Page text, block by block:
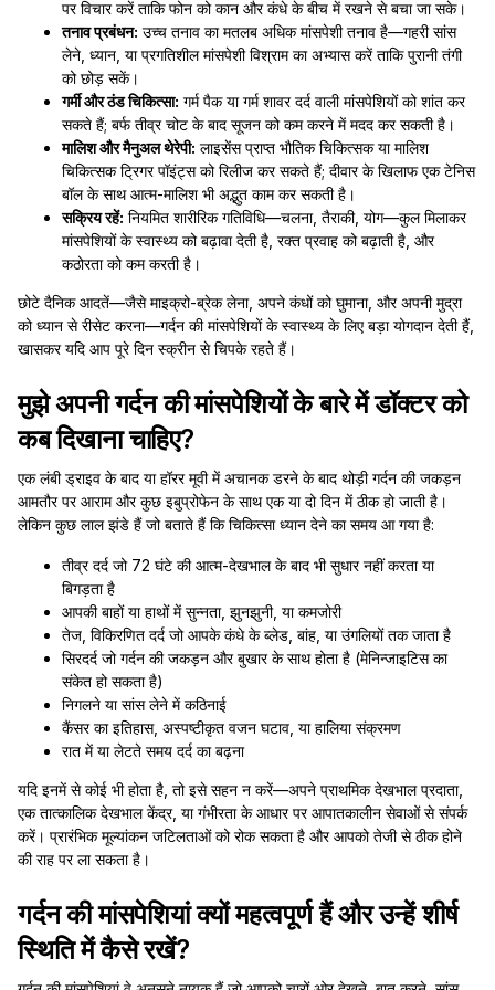
पर विचार करें ताकि फोन को कान और कंधे के बीच में रखने से बचा जा सके।
तनाव प्रबंधन: उच्च तनाव का मतलब अधिक मांसपेशी तनाव है—गहरी सांस
लेने, ध्यान, या प्रगतिशील मांसपेशी विश्राम का अभ्यास करें ताकि पुरानी तंगी
को छोड़ सकें।
गर्मी और ठंड चिकित्सा: गर्म पैक या गर्म शावर दर्द वाली मांसपेशियों को शांत कर
सकते हैं; बर्फ तीव्र चोट के बाद सूजन को कम करने में मदद कर सकती है।
मालिश और मैनुअल थेरेपी: लाइसेंस प्राप्त भौतिक चिकित्सक या मालिश
चिकित्सक ट्रिगर पॉइंट्स को रिलीज कर सकते हैं; दीवार के खिलाफ एक टेनिस
बॉल के साथ आत्म-मालिश भी अद्भुत काम कर सकती है।
सक्रिय रहें: नियमित शारीरिक गतिविधि—चलना, तैराकी, योग—कुल मिलाकर
मांसपेशियों के स्वास्थ्य को बढ़ावा देती है, रक्त प्रवाह को बढ़ाती है, और
कठोरता को कम करती है।
छोटे दैनिक आदतें—जैसे माइक्रो-ब्रेक लेना, अपने कंधों को घुमाना, और अपनी मुद्रा
को ध्यान से रीसेट करना—गर्दन की मांसपेशियों के स्वास्थ्य के लिए बड़ा योगदान देती हैं,
खासकर यदि आप पूरे दिन स्क्रीन से चिपके रहते हैं।
मुझे अपनी गर्दन की मांसपेशियों के बारे में डॉक्टर को
कब दिखाना चाहिए?
एक लंबी ड्राइव के बाद या हॉरर मूवी में अचानक डरने के बाद थोड़ी गर्दन की जकड़न
आमतौर पर आराम और कुछ इबुप्रोफेन के साथ एक या दो दिन में ठीक हो जाती है।
लेकिन कुछ लाल झंडे हैं जो बताते हैं कि चिकित्सा ध्यान देने का समय आ गया है:
तीव्र दर्द जो 72 घंटे की आत्म-देखभाल के बाद भी सुधार नहीं करता या
बिगड़ता है
आपकी बाहों या हाथों में सुन्नता, झुनझुनी, या कमजोरी
तेज, विकिरणित दर्द जो आपके कंधे के ब्लेड, बांह, या उंगलियों तक जाता है
सिरदर्द जो गर्दन की जकड़न और बुखार के साथ होता है (मेनिन्जाइटिस का
संकेत हो सकता है)
निगलने या सांस लेने में कठिनाई
कैंसर का इतिहास, अस्पष्टीकृत वजन घटाव, या हालिया संक्रमण
रात में या लेटते समय दर्द का बढ़ना
यदि इनमें से कोई भी होता है, तो इसे सहन न करें—अपने प्राथमिक देखभाल प्रदाता,
एक तात्कालिक देखभाल केंद्र, या गंभीरता के आधार पर आपातकालीन सेवाओं से संपर्क
करें। प्रारंभिक मूल्यांकन जटिलताओं को रोक सकता है और आपको तेजी से ठीक होने
की राह पर ला सकता है।
गर्दन की मांसपेशियां क्यों महत्वपूर्ण हैं और उन्हें शीर्ष
स्थिति में कैसे रखें?